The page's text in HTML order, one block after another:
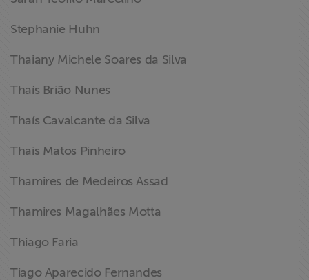
Stephanie Huhn
Thaiany Michele Soares da Silva
Thaís Brião Nunes
Thaís Cavalcante da Silva
Thais Matos Pinheiro
Thamires de Medeiros Assad
Thamires Magalhães Motta
Thiago Faria
Tiago Aparecido Fernandes